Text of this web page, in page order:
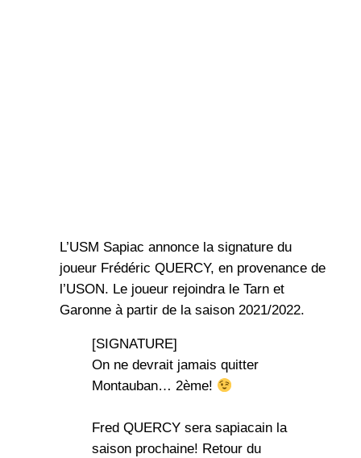
L’USM Sapiac annonce la signature du
joueur Frédéric QUERCY, en provenance de
l’USON. Le joueur rejoindra le Tarn et
Garonne à partir de la saison 2021/2022.
[SIGNATURE]
On ne devrait jamais quitter
Montauban… 2ème!
Fred QUERCY sera sapiacain la
saison prochaine! Retour du